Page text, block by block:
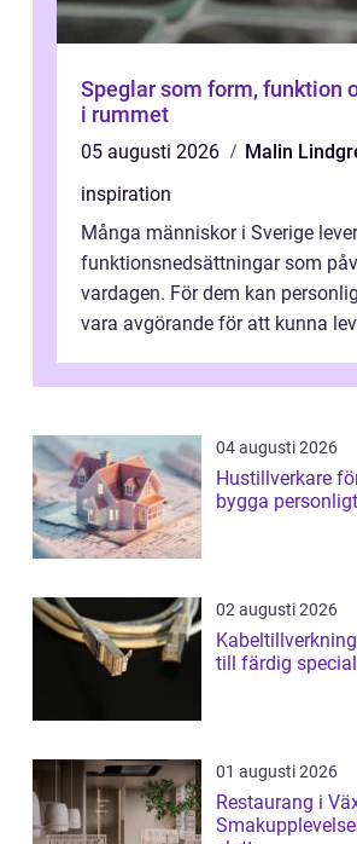
Speglar som form, funktion
i rummet
05 augusti 2026
Malin
inspiration
Många människor i Sverige
funktionsnedsättningar som
vardagen. För dem kan
vara avgörande för att kunna
04 augusti 2026
Hustillverkare
bygga
02 augusti 2026
Kabeltillverkning från råmaterial
till färdig
01 augusti 2026
Restaurang i